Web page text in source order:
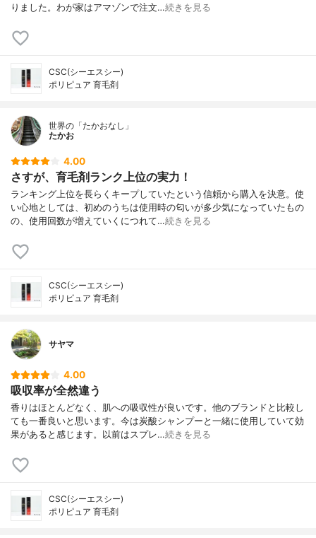
りました。わが家はアマゾンで注文…続きを見る
CSC(シーエスシー)
ポリピュア 育毛剤
世界の「たかおなし」
たかお
4.00
さすが、育毛剤ランク上位の実力！
ランキング上位を長らくキープしていたという信頼から購入を決意。使
い心地としては、初めのうちは使用時の匂いが多少気になっていたもの
の、使用回数が増えていくにつれて…続きを見る
CSC(シーエスシー)
ポリピュア 育毛剤
サヤマ
4.00
吸収率が全然違う
香りはほとんどなく、肌への吸収性が良いです。他のブランドと比較し
ても一番良いと思います。今は炭酸シャンプーと一緒に使用していて効
果があると感じます。以前はスプレ…続きを見る
CSC(シーエスシー)
ポリピュア 育毛剤